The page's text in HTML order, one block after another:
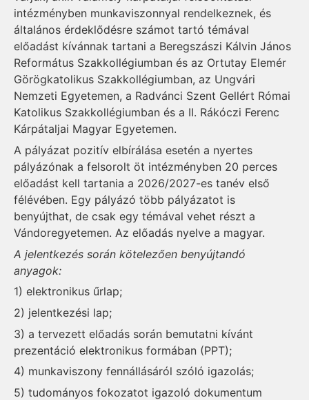
intézményben munkaviszonnyal rendelkeznek, és
általános érdeklődésre számot tartó témával
előadást kívánnak tartani a Beregszászi Kálvin János
Református Szakkollégiumban és az Ortutay Elemér
Görögkatolikus Szakkollégiumban, az Ungvári
Nemzeti Egyetemen, a Radvánci Szent Gellért Római
Katolikus Szakkollégiumban és a II. Rákóczi Ferenc
Kárpátaljai Magyar Egyetemen.
A pályázat pozitív elbírálása esetén a nyertes
pályázónak a felsorolt öt intézményben 20 perces
előadást kell tartania a 2026/2027-es tanév első
félévében. Egy pályázó több pályázatot is
benyújthat, de csak egy témával vehet részt a
Vándoregyetemen. Az előadás nyelve a magyar.
A jelentkezés során kötelezően benyújtandó
anyagok:
1) elektronikus űrlap;
2) jelentkezési lap;
3) a tervezett előadás során bemutatni kívánt
prezentáció elektronikus formában (PPT);
4) munkaviszony fennállásáról szóló igazolás;
5) tudományos fokozatot igazoló dokumentum